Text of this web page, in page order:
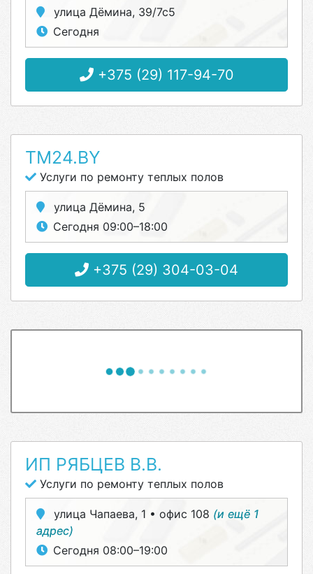
улица Дёмина, 39/7с5
Сегодня
+375 (29) 117-94-70
TM24.BY
Услуги по ремонту теплых полов
улица Дёмина, 5
Сегодня 09:00–18:00
+375 (29) 304-03-04
ИП РЯБЦЕВ В.В.
Услуги по ремонту теплых полов
улица Чапаева, 1 • офис 108 (и ещё 1
адрес)
Сегодня 08:00–19:00